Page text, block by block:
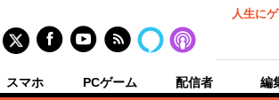
人生に
スマホ PCゲーム 配信者 編